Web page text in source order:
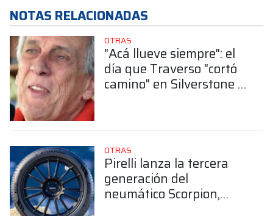
NOTAS RELACIONADAS
OTRAS
"Acá llueve siempre": el
día que Traverso "cortó
camino" en Silverstone y
OTRAS
Pirelli lanza la tercera
generación del
neumático Scorpion,